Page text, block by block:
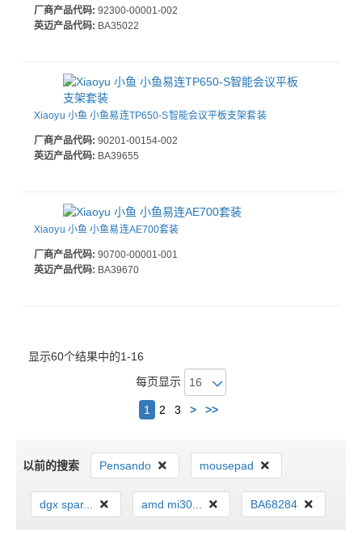
厂商产品代码: 92300-00001-002
英迈产品代码: BA35022
Xiaoyu 小鱼 小鱼易连TP650-S智能会议平板支架套装
厂商产品代码: 90201-00154-002
英迈产品代码: BA39655
Xiaoyu 小鱼 小鱼易连AE700套装
厂商产品代码: 90700-00001-001
英迈产品代码: BA39670
显示60个结果中的1-16
每页显示
1 2 3 > >>下
以前的搜索
Pensando mousepad
dgx spar... amd mi30... BA68284